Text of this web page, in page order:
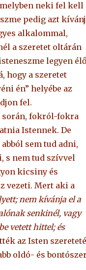
neki fel kell
pedig azt
alkalommal,
a szeretet oltárán
legyen élő
hogy a szeretet
én” helyébe az
fel.
során, fokról-fokra
Istennek. De
sem tud adni,
s nem tud szívvel
kicsiny és
vezeti. Mert aki a
nem kívánja el a
senkinél, vagy
vetett hittel; és
az Isten
oldó- és